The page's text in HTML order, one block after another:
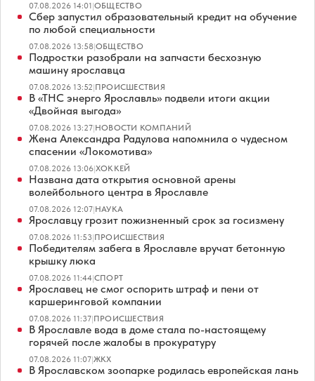
07.08.2026 14:01|ОБЩЕСТВО
Сбер запустил образовательный кредит на обучение
по любой специальности
07.08.2026 13:58|ОБЩЕСТВО
Подростки разобрали на запчасти бесхозную
машину ярославца
07.08.2026 13:52|ПРОИСШЕСТВИЯ
В «ТНС энерго Ярославль» подвели итоги акции
«Двойная выгода»
07.08.2026 13:27|НОВОСТИ КОМПАНИЙ
Жена Александра Радулова напомнила о чудесном
спасении «Локомотива»
07.08.2026 13:06|ХОККЕЙ
Названа дата открытия основной арены
волейбольного центра в Ярославле
07.08.2026 12:07|НАУКА
Ярославцу грозит пожизненный срок за госизмену
07.08.2026 11:53|ПРОИСШЕСТВИЯ
Победителям забега в Ярославле вручат бетонную
крышку люка
07.08.2026 11:44|СПОРТ
Ярославец не смог оспорить штраф и пени от
каршеринговой компании
07.08.2026 11:37|ПРОИСШЕСТВИЯ
В Ярославле вода в доме стала по-настоящему
горячей после жалобы в прокуратуру
07.08.2026 11:07|ЖКХ
В Ярославском зоопарке родилась европейская лань